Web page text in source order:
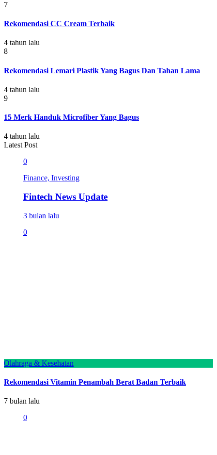
7
Rekomendasi CC Cream Terbaik
4 tahun lalu
8
Rekomendasi Lemari Plastik Yang Bagus Dan Tahan Lama
4 tahun lalu
9
15 Merk Handuk Microfiber Yang Bagus
4 tahun lalu
Latest Post
0
Finance, Investing
Fintech News Update
3 bulan lalu
0
Olahraga & Kesehatan
Rekomendasi Vitamin Penambah Berat Badan Terbaik
7 bulan lalu
0